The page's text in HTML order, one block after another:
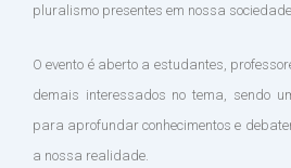
pluralismo presentes em nossa sociedade.
O evento é aberto a estudantes,
demais interessados no tema, sendo
para aprofundar conhecimentos e
a nossa realidade.